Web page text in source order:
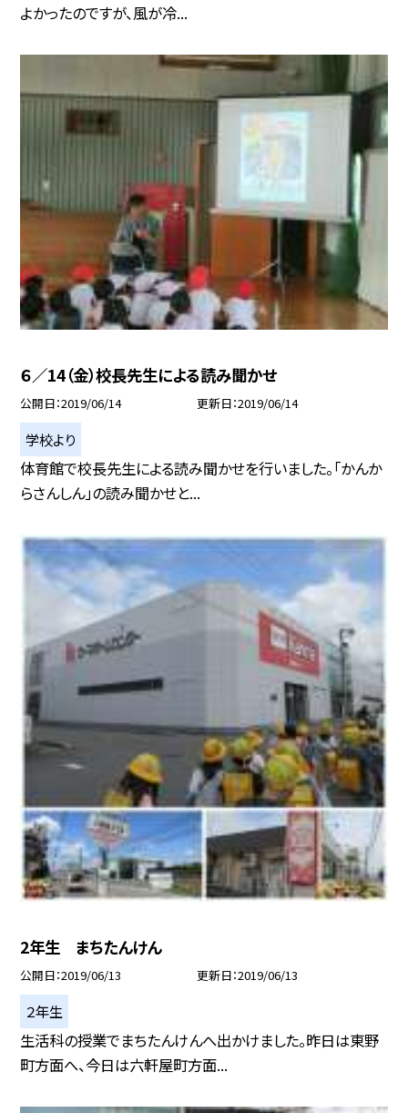
よかったのですが、風が冷...
６／14（金）校長先生による読み聞かせ
公開日 2019/06/14 更新日 2019/06/14
学校より
体育館で校長先生による読み聞かせを行いました。「かんか
らさんしん」の読み聞かせと...
2年生 まちたんけん
公開日 2019/06/13 更新日 2019/06/13
２年生
生活科の授業でまちたんけんへ出かけました。昨日は東野
町方面へ、今日は六軒屋町方面...